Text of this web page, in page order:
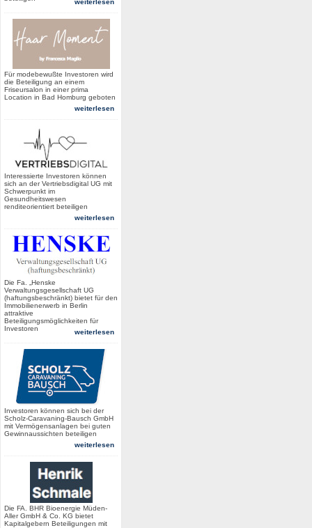
weiterlesen
Für modebewußte Investoren wird
die Beteiligung an einem
Friseursalon in einer prima
Location in Bad Homburg geboten
weiterlesen
Interessierte Investoren können
sich an der Vertriebsdigital UG mit
Schwerpunkt im
Gesundheitswesen
renditeorientiert beteiligen
weiterlesen
Die Fa. „Henske
Verwaltungsgesellschaft UG
(haftungsbeschränkt) bietet für den
Immobilienerwerb in Berlin
attraktive
Beteiligungsmöglichkeiten für
Investoren
weiterlesen
Investoren können sich bei der
Scholz-Caravaning-Bausch GmbH
mit Vermögensanlagen bei guten
Gewinnaussichten beteiligen
weiterlesen
Die FA. BHR Bioenergie Müden-
Aller GmbH & Co. KG bietet
Kapitalgebern Beteiligungen mit